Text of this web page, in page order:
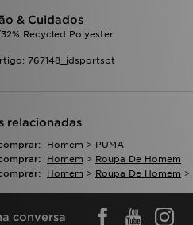
& Cuidados
Recycled Polyester
767148_jdsportspt
relacionadas
Homem > PUMA
Homem > Roupa De Homem
Homem > Roupa De Homem >
conversa